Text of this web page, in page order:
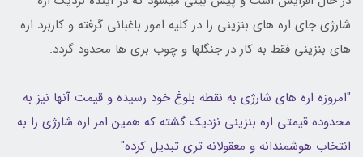
شارژی جای اره های بنزینی را در کلیه امور باغبانی گرفته و کاربرد اره
های بنزینی فقط به کار در جنگلها و چوب بری ها محدود گردد.
"امروزه اره های شارژی به نقطه بلوغ خود رسیده و قیمت آنها نیز به
محدوده قیمتی اره بنزینی نزدیک گشته که همین امر اره شارژی را به
انتخاب هوشمندانه و معقولانه تری تبدیل کرده"